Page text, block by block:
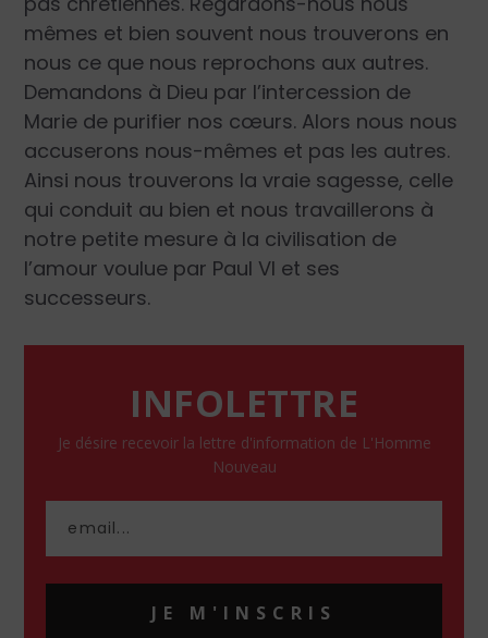
mêmes et bien souvent nous trouverons en
nous ce que nous reprochons aux autres.
Demandons à Dieu par l’intercession de
Marie de purifier nos cœurs. Alors nous nous
accuserons nous-mêmes et pas les autres.
Ainsi nous trouverons la vraie sagesse, celle
qui conduit au bien et nous travaillerons à
notre petite mesure à la civilisation de
l’amour voulue par Paul VI et ses
successeurs.
INFOLETTRE
Je désire recevoir la lettre d'information de L'Homme
Nouveau
JE M'INSCRIS